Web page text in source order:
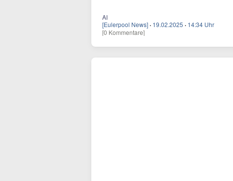
AI
[Eulerpool News] · 19.02.2025 · 14:34 Uhr
[0 Kommentare]